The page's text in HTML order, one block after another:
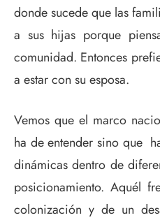
donde sucede que las
a sus hijas porque
comunidad. Entonces
a estar con su esposa.
Vemos que el marco
ha de entender sino que
dinámicas dentro de
posicionamiento. Aquél
colonización y de un